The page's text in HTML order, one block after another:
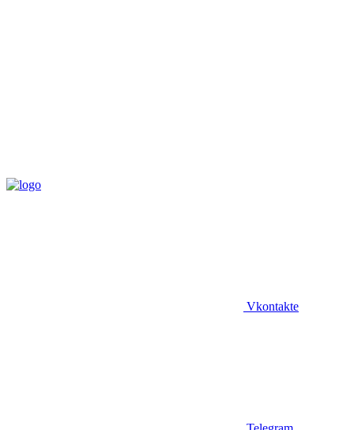
Vkontakte